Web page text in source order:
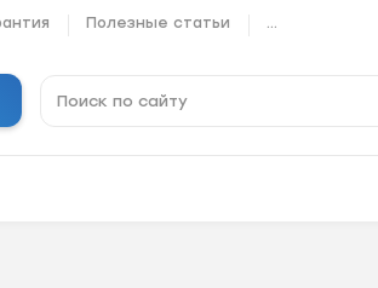
Полезные статьи ...